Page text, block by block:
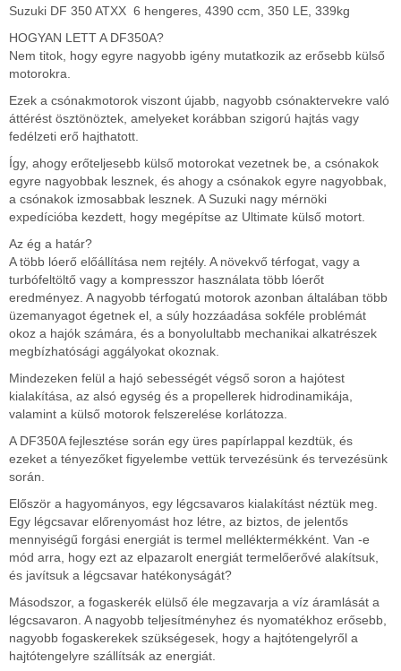
Suzuki DF 350 ATXX 6 hengeres, 4390 ccm, 350 LE, 339kg
HOGYAN LETT A DF350A?
Nem titok, hogy egyre nagyobb igény mutatkozik az erősebb külső
motorokra.
Ezek a csónakmotorok viszont újabb, nagyobb csónaktervekre való
áttérést ösztönöztek, amelyeket korábban szigorú hajtás vagy
fedélzeti erő hajthatott.
Így, ahogy erőteljesebb külső motorokat vezetnek be, a csónakok
egyre nagyobbak lesznek, és ahogy a csónakok egyre nagyobbak,
a csónakok izmosabbak lesznek. A Suzuki nagy mérnöki
expedícióba kezdett, hogy megépítse az Ultimate külső motort.
Az ég a határ?
A több lóerő előállítása nem rejtély. A növekvő térfogat, vagy a
turbófeltöltő vagy a kompresszor használata több lóerőt
eredményez. A nagyobb térfogatú motorok azonban általában több
üzemanyagot égetnek el, a súly hozzáadása sokféle problémát
okoz a hajók számára, és a bonyolultabb mechanikai alkatrészek
megbízhatósági aggályokat okoznak.
Mindezeken felül a hajó sebességét végső soron a hajótest
kialakítása, az alsó egység és a propellerek hidrodinamikája,
valamint a külső motorok felszerelése korlátozza.
A DF350A fejlesztése során egy üres papírlappal kezdtük, és
ezeket a tényezőket figyelembe vettük tervezésünk és tervezésünk
során.
Először a hagyományos, egy légcsavaros kialakítást néztük meg.
Egy légcsavar előrenyomást hoz létre, az biztos, de jelentős
mennyiségű forgási energiát is termel melléktermékként. Van -e
mód arra, hogy ezt az elpazarolt energiát termelőerővé alakítsuk,
és javítsuk a légcsavar hatékonyságát?
Másodszor, a fogaskerék elülső éle megzavarja a víz áramlását a
légcsavaron. A nagyobb teljesítményhez és nyomatékhoz erősebb,
nagyobb fogaskerekek szükségesek, hogy a hajtótengelyről a
hajtótengelyre szállítsák az energiát.